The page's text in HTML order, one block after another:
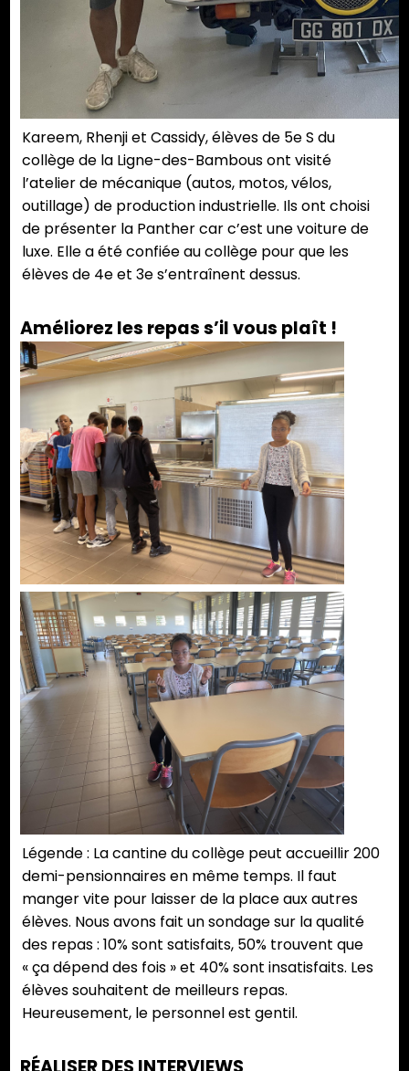
Kareem, Rhenji et Cassidy, élèves de 5e S du
collège de la Ligne-des-Bambous ont visité
l’atelier de mécanique (autos, motos, vélos,
outillage) de production industrielle. Ils ont choisi
de présenter la Panther car c’est une voiture de
luxe. Elle a été confiée au collège pour que les
élèves de 4e et 3e s’entraînent dessus.
Améliorez les repas s’il vous plaît !
Légende : La cantine du collège peut accueillir 200
demi-pensionnaires en même temps. Il faut
manger vite pour laisser de la place aux autres
élèves. Nous avons fait un sondage sur la qualité
des repas : 10% sont satisfaits, 50% trouvent que
« ça dépend des fois » et 40% sont insatisfaits. Les
élèves souhaitent de meilleurs repas.
Heureusement, le personnel est gentil.